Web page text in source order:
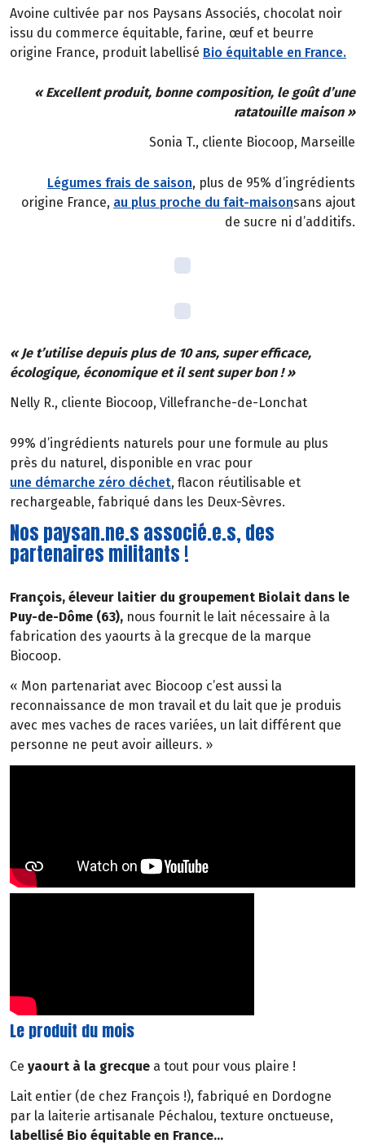
Avoine cultivée par nos Paysans Associés, chocolat noir
issu du commerce équitable, farine, œuf et beurre
origine France, produit labellisé Bio équitable en France.
« Excellent produit, bonne composition, le goût d’une
ratatouille maison »
Sonia T., cliente Biocoop, Marseille
Légumes frais de saison, plus de 95% d’ingrédients
origine France, au plus proche du fait-maisonsans ajout
de sucre ni d’additifs.
« Je t’utilise depuis plus de 10 ans, super efficace,
écologique, économique et il sent super bon ! »
Nelly R., cliente Biocoop, Villefranche-de-Lonchat
99% d’ingrédients naturels pour une formule au plus
près du naturel, disponible en vrac pour
une démarche zéro déchet, flacon réutilisable et
rechargeable, fabriqué dans les Deux-Sèvres.
Nos paysan.ne.s associé.e.s, des
partenaires militants !
François, éleveur laitier du groupement Biolait dans le
Puy-de-Dôme (63), nous fournit le lait nécessaire à la
fabrication des yaourts à la grecque de la marque
Biocoop.
« Mon partenariat avec Biocoop c’est aussi la
reconnaissance de mon travail et du lait que je produis
avec mes vaches de races variées, un lait différent que
personne ne peut avoir ailleurs. »
Le produit du mois
Ce yaourt à la grecque a tout pour vous plaire !
Lait entier (de chez François !), fabriqué en Dordogne
par la laiterie artisanale Péchalou, texture onctueuse,
labellisé Bio équitable en France...